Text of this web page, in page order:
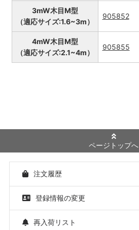
3mW木目M型
（適応サイズ:1.6~3m）
905852
4mW木目M型
（適応サイズ:2.1~4m）
905855
ページトップへ
注文履歴
登録情報の変更
再入荷リスト